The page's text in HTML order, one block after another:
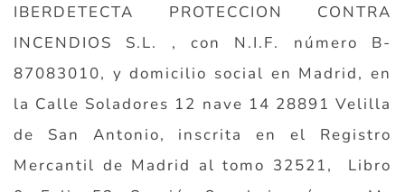
IBERDETECTA PROTECCION CONTRA
INCENDIOS S.L. , con N.I.F. número B-
87083010, y domicilio social en Madrid, en
la Calle Soladores 12 nave 14 28891 Velilla
de San Antonio, inscrita en el Registro
Mercantil de Madrid al tomo 32521, Libro